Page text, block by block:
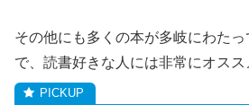
その他にも多くの本が多岐にわた
で、読書好きな人には非常にオスス